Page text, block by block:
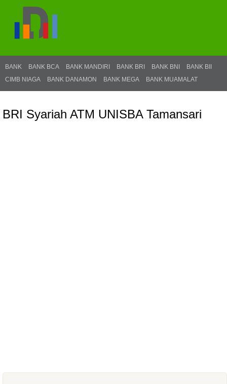
BANK BANK BCA BANK MANDIRI BANK BRI BANK BNI
BANK BII
CIMB NIAGA
BANK DANAMON BANK MEGA BANK MUAMALAT
BRI Syariah ATM UNISBA Tamansari